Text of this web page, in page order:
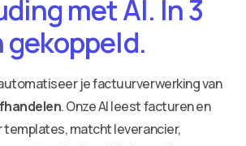
met AI. In 3
je factuurverwerking van
. Onze AI leest facturen en
matcht leverancier,